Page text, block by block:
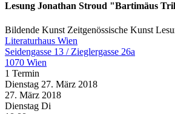
Lesung Jonathan Stroud "Bartimäus
Bildende Kunst Zeitgenössische Kunst
Literaturhaus Wien
Seidengasse 13 / Zieglergasse 26a
1070 Wien
1 Termin
Dienstag 27. März 2018
27. März 2018
Dienstag Di